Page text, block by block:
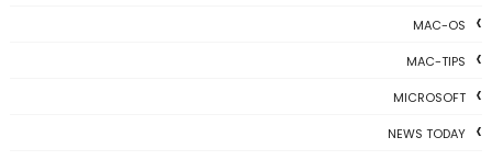
MAC-OS
MAC-TIPS
MICROSOFT
NEWS TODAY